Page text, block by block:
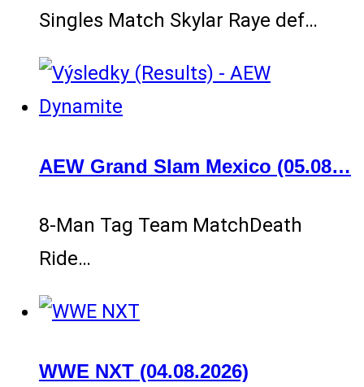
Singles Match Skylar Raye def…
AEW Grand Slam Mexico (05.08…
8-Man Tag Team MatchDeath
Ride…
WWE NXT (04.08.2026)